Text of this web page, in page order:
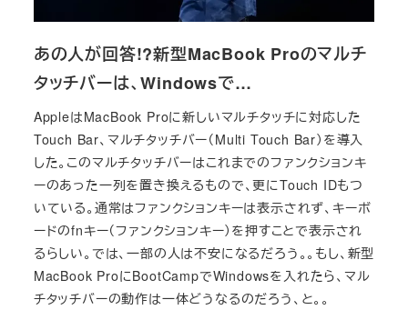
あの人が回答!?新型MacBook Proのマルチ
タッチバーは、Windowsで…
AppleはMacBook Proに新しいマルチタッチに対応した
Touch Bar、マルチタッチバー（Multi Touch Bar）を導入
した。このマルチタッチバーはこれまでのファンクションキ
ーのあった一列を置き換えるもので、更にTouch IDもつ
いている。通常はファンクションキーは表示されず、キーボ
ードのfnキー（ファンクションキー）を押すことで表示され
るらしい。では、一部の人は不安になるだろう。。もし、新型
MacBook ProにBootCampでWindowsを入れたら、マル
チタッチバーの動作は一体どうなるのだろう、と。。